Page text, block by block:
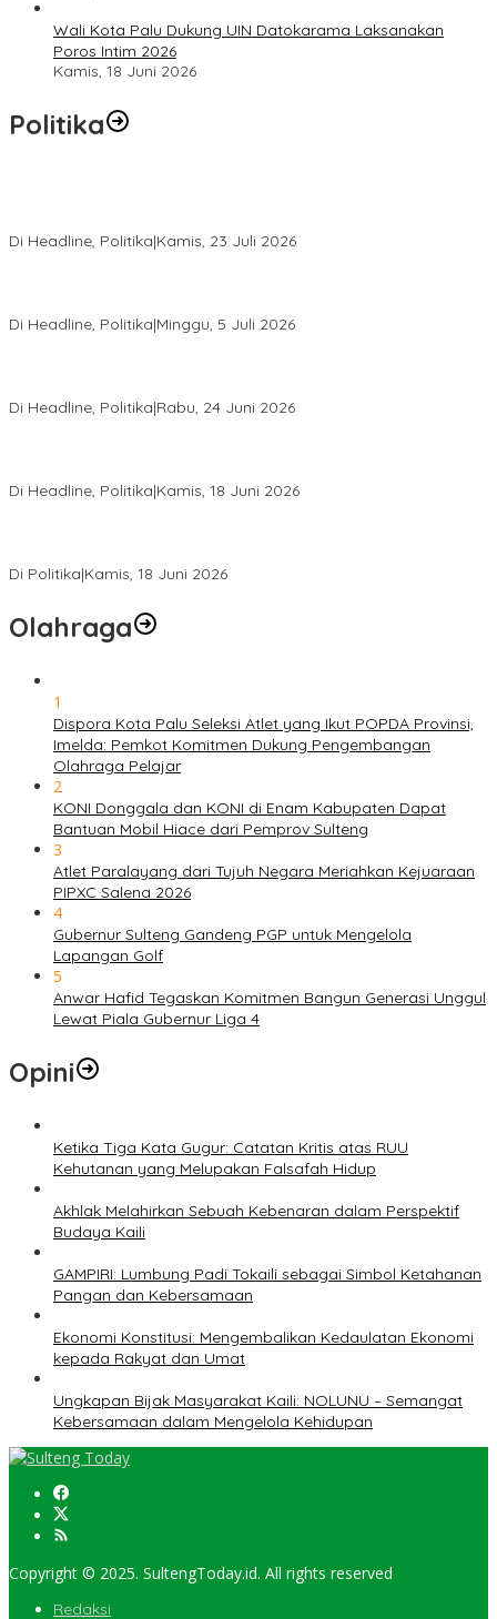
Wali Kota Palu Dukung UIN Datokarama Laksanakan
Poros Intim 2026
Kamis, 18 Juni 2026
Politika
Di Headline, Politika|Kamis, 23 Juli 2026
Di Headline, Politika|Minggu, 5 Juli 2026
Di Headline, Politika|Rabu, 24 Juni 2026
Di Headline, Politika|Kamis, 18 Juni 2026
Di Politika|Kamis, 18 Juni 2026
Olahraga
1
Dispora Kota Palu Seleksi Atlet yang Ikut POPDA Provinsi,
Imelda: Pemkot Komitmen Dukung Pengembangan
Olahraga Pelajar
2
KONI Donggala dan KONI di Enam Kabupaten Dapat
Bantuan Mobil Hiace dari Pemprov Sulteng
3
Atlet Paralayang dari Tujuh Negara Meriahkan Kejuaraan
PIPXC Salena 2026
4
Gubernur Sulteng Gandeng PGP untuk Mengelola
Lapangan Golf
5
Anwar Hafid Tegaskan Komitmen Bangun Generasi Unggul
Lewat Piala Gubernur Liga 4
Opini
Ketika Tiga Kata Gugur: Catatan Kritis atas RUU
Kehutanan yang Melupakan Falsafah Hidup
Akhlak Melahirkan Sebuah Kebenaran dalam Perspektif
Budaya Kaili
GAMPIRI: Lumbung Padi Tokaili sebagai Simbol Ketahanan
Pangan dan Kebersamaan
Ekonomi Konstitusi: Mengembalikan Kedaulatan Ekonomi
kepada Rakyat dan Umat
Ungkapan Bijak Masyarakat Kaili: NOLUNU – Semangat
Kebersamaan dalam Mengelola Kehidupan
Copyright © 2025. SultengToday.id. All rights reserved
Redaksi